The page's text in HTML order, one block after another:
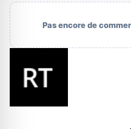
Pas encore de